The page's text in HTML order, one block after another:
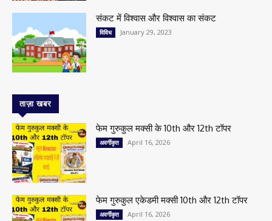
संकट में विश्वास और विश्वास का संकट
विविध January 29, 2023
ताज़ा खबर
फेम गुरुकुल मक्सी के 10th और 12th टॉपर
अवर्गीकृत April 16, 2026
फेम गुरुकुल एकेडमी मक्सी 10th और 12th टॉपर
अवर्गीकृत April 16, 2026